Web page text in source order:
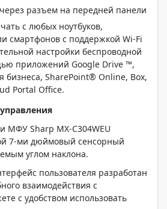
разъем на передней панели
с любых ноутбуков,
смартфонов с поддержкой Wi-Fi
настройки беспроводной
приложений Google Drive ™,
бизнеса, SharePoint® Online, Box,
Portal Office.
МФУ Sharp MX-C304WEU
7-ми дюймовый сенсорный
углом наклона.
пользователя разработан
взаимодействия с
с удобством использовать